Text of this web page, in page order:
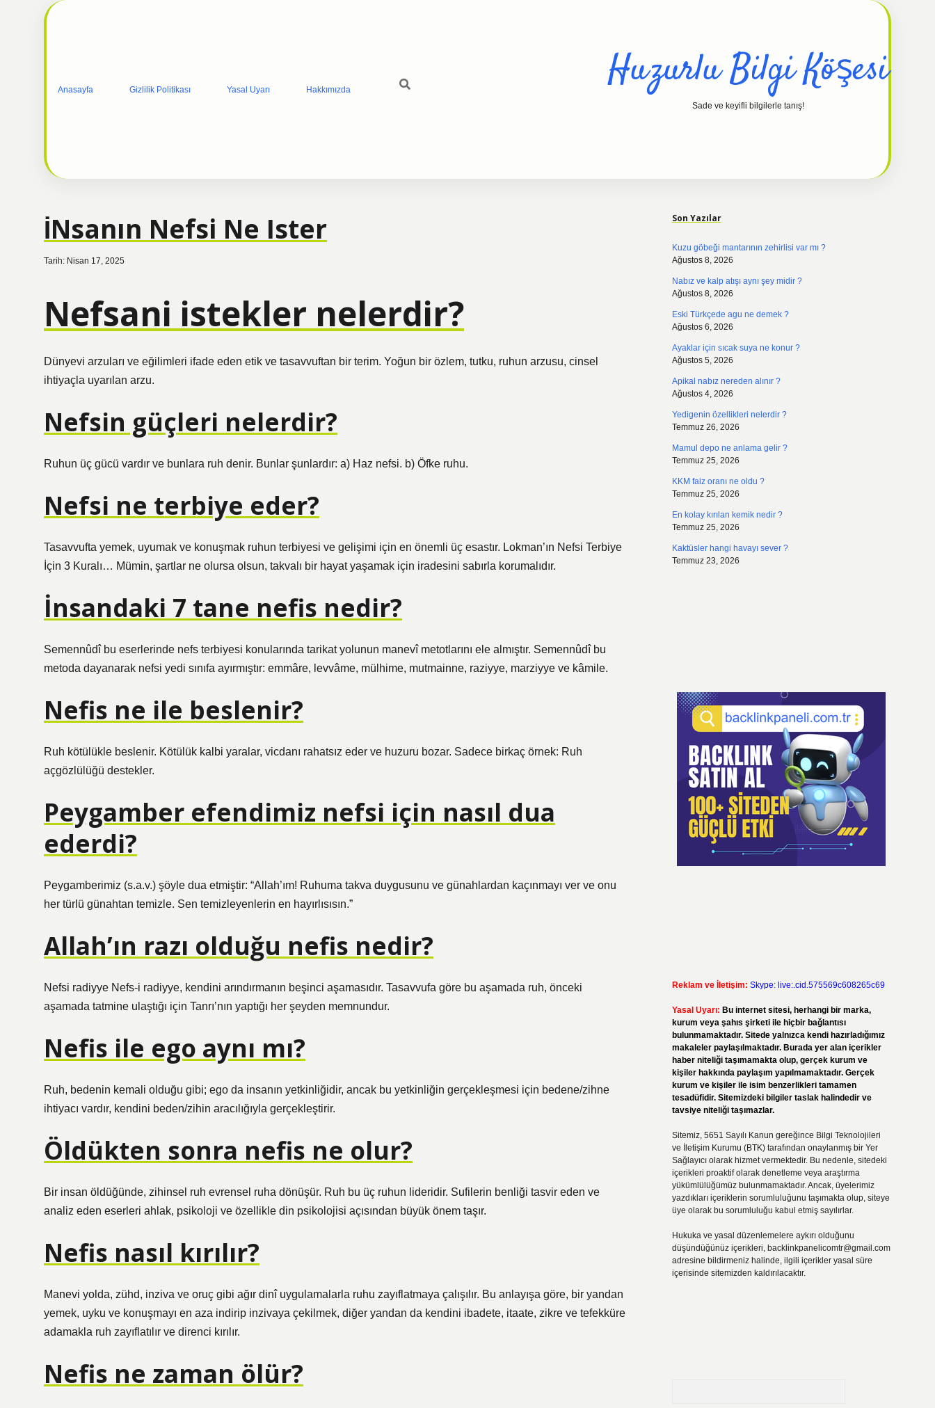
Anasayfa Gizlilik Politikası Yasal Uyarı Hakkımızda Huzurlu Bilgi Köşesi
Sade ve keyifli bilgilerle tanış!
İNsanın Nefsi Ne Ister
Tarih: Nisan 17, 2025
Nefsani istekler nelerdir?
Dünyevi arzuları ve eğilimleri ifade eden etik ve tasavvuftan bir terim. Yoğun bir özlem, tutku, ruhun arzusu, cinsel
ihtiyaçla uyarılan arzu.
Nefsin güçleri nelerdir?
Ruhun üç gücü vardır ve bunlara ruh denir. Bunlar şunlardır: a) Haz nefsi. b) Öfke ruhu.
Nefsi ne terbiye eder?
Tasavvufta yemek, uyumak ve konuşmak ruhun terbiyesi ve gelişimi için en önemli üç esastır. Lokman’ın Nefsi Terbiye
İçin 3 Kuralı… Mümin, şartlar ne olursa olsun, takvalı bir hayat yaşamak için iradesini sabırla korumalıdır.
İnsandaki 7 tane nefis nedir?
Semennûdî bu eserlerinde nefs terbiyesi konularında tarikat yolunun manevî metotlarını ele almıştır. Semennûdî bu
metoda dayanarak nefsi yedi sınıfa ayırmıştır: emmâre, levvâme, mülhime, mutmainne, raziyye, marziyye ve kâmile.
Nefis ne ile beslenir?
Ruh kötülükle beslenir. Kötülük kalbi yaralar, vicdanı rahatsız eder ve huzuru bozar. Sadece birkaç örnek: Ruh
açgözlülüğü destekler.
Peygamber efendimiz nefsi için nasıl dua
ederdi?
Peygamberimiz (s.a.v.) şöyle dua etmiştir: “Allah’ım! Ruhuma takva duygusunu ve günahlardan kaçınmayı ver ve onu
her türlü günahtan temizle. Sen temizleyenlerin en hayırlısısın.”
Allah’ın razı olduğu nefis nedir?
Nefsi radiyye Nefs-i radiyye, kendini arındırmanın beşinci aşamasıdır. Tasavvufa göre bu aşamada ruh, önceki
aşamada tatmine ulaştığı için Tanrı’nın yaptığı her şeyden memnundur.
Nefis ile ego aynı mı?
Ruh, bedenin kemali olduğu gibi; ego da insanın yetkinliğidir, ancak bu yetkinliğin gerçekleşmesi için bedene/zihne
ihtiyacı vardır, kendini beden/zihin aracılığıyla gerçekleştirir.
Öldükten sonra nefis ne olur?
Bir insan öldüğünde, zihinsel ruh evrensel ruha dönüşür. Ruh bu üç ruhun lideridir. Sufilerin benliği tasvir eden ve
analiz eden eserleri ahlak, psikoloji ve özellikle din psikolojisi açısından büyük önem taşır.
Nefis nasıl kırılır?
Manevi yolda, zühd, inziva ve oruç gibi ağır dinî uygulamalarla ruhu zayıflatmaya çalışılır. Bu anlayışa göre, bir yandan
yemek, uyku ve konuşmayı en aza indirip inzivaya çekilmek, diğer yandan da kendini ibadete, itaate, zikre ve tefekküre
adamakla ruh zayıflatılır ve direnci kırılır.
Nefis ne zaman ölür?
Son Yazılar
Kuzu göbeği mantarının zehirlisi var mı ?
Ağustos 8, 2026
Nabız ve kalp atışı aynı şey midir ?
Ağustos 8, 2026
Eski Türkçede agu ne demek ?
Ağustos 6, 2026
Ayaklar için sıcak suya ne konur ?
Ağustos 5, 2026
Apikal nabız nereden alınır ?
Ağustos 4, 2026
Yedigenin özellikleri nelerdir ?
Temmuz 26, 2026
Mamul depo ne anlama gelir ?
Temmuz 25, 2026
KKM faiz oranı ne oldu ?
Temmuz 25, 2026
En kolay kırılan kemik nedir ?
Temmuz 25, 2026
Kaktüsler hangi havayı sever ?
Temmuz 23, 2026
Reklam ve İletişim: Skype: live:.cid.575569c608265c69
Yasal Uyarı: Bu internet sitesi, herhangi bir marka,
kurum veya şahıs şirketi ile hiçbir bağlantısı
bulunmamaktadır. Sitede yalnızca kendi hazırladığımız
makaleler paylaşılmaktadır. Burada yer alan içerikler
haber niteliği taşımamakta olup, gerçek kurum ve
kişiler hakkında paylaşım yapılmamaktadır. Gerçek
kurum ve kişiler ile isim benzerlikleri tamamen
tesadüfidir. Sitemizdeki bilgiler taslak halindedir ve
tavsiye niteliği taşımazlar.
Sitemiz, 5651 Sayılı Kanun gereğince Bilgi Teknolojileri
ve İletişim Kurumu (BTK) tarafından onaylanmış bir Yer
Sağlayıcı olarak hizmet vermektedir. Bu nedenle, sitedeki
içerikleri proaktif olarak denetleme veya araştırma
yükümlülüğümüz bulunmamaktadır. Ancak, üyelerimiz
yazdıkları içeriklerin sorumluluğunu taşımakta olup, siteye
üye olarak bu sorumluluğu kabul etmiş sayılırlar.
Hukuka ve yasal düzenlemelere aykırı olduğunu
düşündüğünüz içerikleri, backlinkpanelicomtr@gmail.com
adresine bildirmeniz halinde, ilgili içerikler yasal süre
içerisinde sitemizden kaldırılacaktır.